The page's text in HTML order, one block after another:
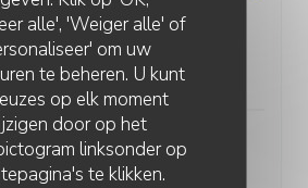
alle', 'Weiger alle' of
om uw
te beheren. U kunt
op elk moment
door op het
linksonder op
te klikken.
2
:5/5 Keuken:5 /5 Kwaliteit / Prijs
aux plats ! Le client est